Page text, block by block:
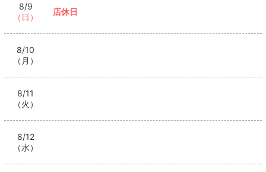
8/9
（日）
店休日
8/10
（月）
8/11
（火）
8/12
（水）